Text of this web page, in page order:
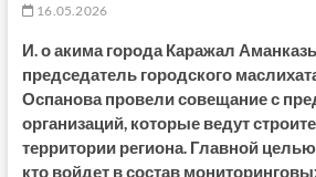
16.05.2026
И. о акима города Каражал
председатель городского
Оспанова провели совещание с
организаций, которые ведут
территории региона. Главной
кто войдет в состав